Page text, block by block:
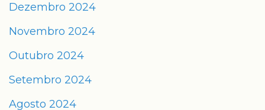
Dezembro 2024
Novembro 2024
Outubro 2024
Setembro 2024
Agosto 2024